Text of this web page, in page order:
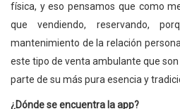
física, y eso pensamos que como
que vendiendo, reservando,
mantenimiento de la relación
este tipo de venta ambulante que
parte de su más pura esencia y
¿Dónde se encuentra la app?